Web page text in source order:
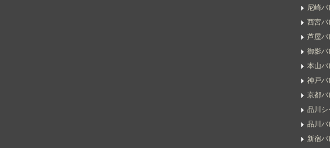
尼崎
西宮バ
芦屋バ
御影バ
本山バ
神戸バ
京都バ
品川シ
品川バ
新宿